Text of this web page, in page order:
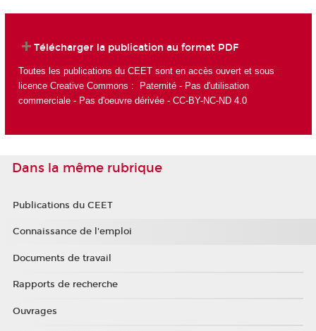
Télécharger la publication au format PDF
Toutes les publications du CEET sont en accès ouvert et sous
licence Creative Commons : Paternité - Pas d'utilisation
commerciale - Pas d'oeuvre dérivée - CC-BY-NC-ND 4.0
Dans la même rubrique
Publications du CEET
Connaissance de l'emploi
Documents de travail
Rapports de recherche
Ouvrages